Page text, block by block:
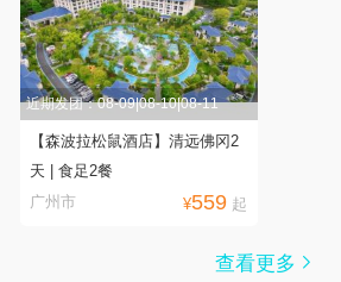
近期发团：08-09|08-10|08-11
【森波拉松鼠酒店】清远佛冈2
天 | 食足2餐
广州市
¥559 起
查看更多